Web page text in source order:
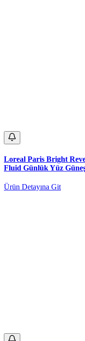
Loreal Paris Bright
Fluid Günlük Yüz
Ürün Detayına Git